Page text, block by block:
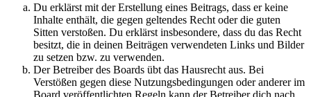
Du erklärst mit der Erstellung eines Beitrags, dass er keine
Inhalte enthält, die gegen geltendes Recht oder die guten
Sitten verstoßen. Du erklärst insbesondere, dass du das Recht
besitzt, die in deinen Beiträgen verwendeten Links und Bilder
zu setzen bzw. zu verwenden.
Der Betreiber des Boards übt das Hausrecht aus. Bei
Verstößen gegen diese Nutzungsbedingungen oder anderer im
Board veröffentlichten Regeln kann der Betreiber dich nach